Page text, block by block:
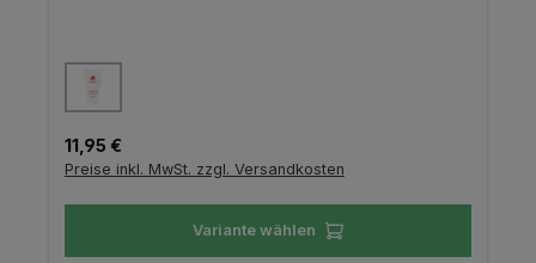
Farbe
Regulärer Preis:
11,95 €
Preise inkl. MwSt. zzgl. Versandkosten
Variante wählen